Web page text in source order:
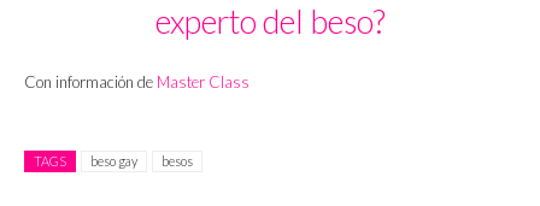
experto del beso?
Con información de Master Class
TAGS beso gay besos